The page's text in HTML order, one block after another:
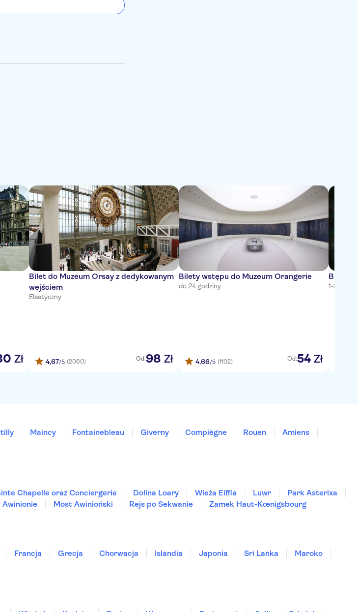
Zł
Bilet do Muzeum Orsay z dedykowanym
wejściem
Elastyczny
4,67/5 (2060) Od:98 Zł
Bilety wstępu do Muzeum Orangerie
do 24 godziny
4,66/5 (1102) Od:54 Zł
Bilet
1-2
Maincy Fontainebleau Giverny Compiègne Rouen
Amiens
Chapelle oraz Conciergerie Dolina Loary Wieża Eiffla Luwr
Park Asterixa
Awinionie Most Awinioński Rejs po Sekwanie
Zamek Haut-Kœnigsbourg
Francja Grecja Chorwacja Islandia Japonia Sri Lanka
Maroko